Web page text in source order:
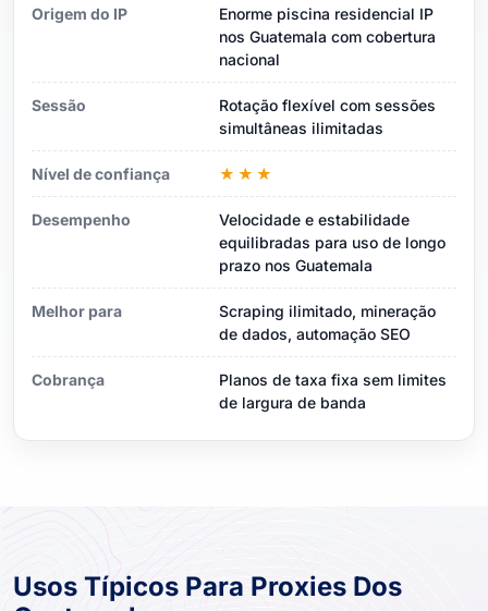
Origem do IP
Enorme piscina residencial IP
nos Guatemala com cobertura
nacional
Sessão
Rotação flexível com sessões
simultâneas ilimitadas
Nível de confiança ★★★
Desempenho
Velocidade e estabilidade
equilibradas para uso de longo
prazo nos Guatemala
Melhor para
Scraping ilimitado, mineração
de dados, automação SEO
Cobrança
Planos de taxa fixa sem limites
de largura de banda
Usos Típicos Para Proxies Dos